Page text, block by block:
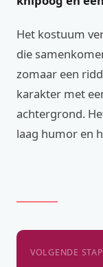
Het kostuum
die
zomaar een
karakter met
achtergrond.
laag humor en
VOLGENDE STAP